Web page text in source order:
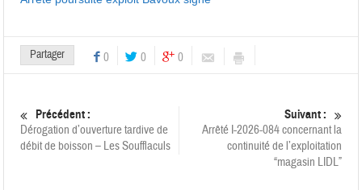
Partager 0 0 0
Précédent :
Dérogation d’ouverture tardive de
débit de boisson – Les Soufflaculs
Suivant :
Arrêté I-2026-084 concernant la
continuité de l’exploitation
“magasin LIDL”